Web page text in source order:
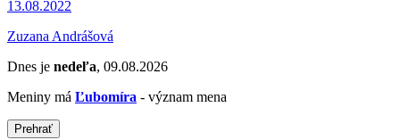
13.08.2022
Zuzana Andrášová
Dnes je nedeľa, 09.08.2026
Meniny má Ľubomíra - význam mena
Prehrať